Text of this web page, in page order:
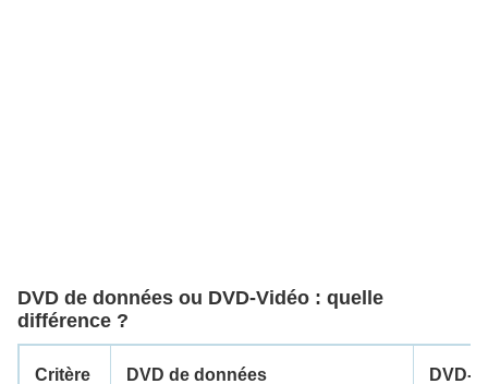
DVD de données ou DVD-Vidéo : quelle
différence ?
Critère DVD de données DVD-